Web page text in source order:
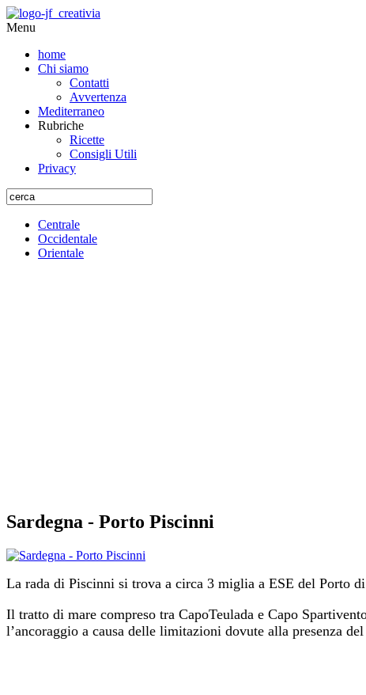
Menu
home
Chi siamo
Contatti
Avvertenza
Mediterraneo
Rubriche
Ricette
Consigli Utili
Privacy
Centrale
Occidentale
Orientale
Sardegna - Porto Piscinni
La rada di Piscinni si trova a circa 3 miglia a ESE del Porto
Il tratto di mare compreso tra CapoTeulada e Capo
l’ancoraggio a causa delle limitazioni dovute alla presenza